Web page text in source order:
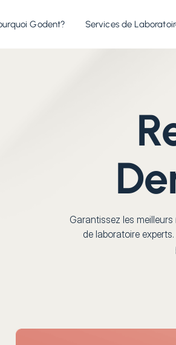
Godent? Services de
Garantissez les
de laboratoire